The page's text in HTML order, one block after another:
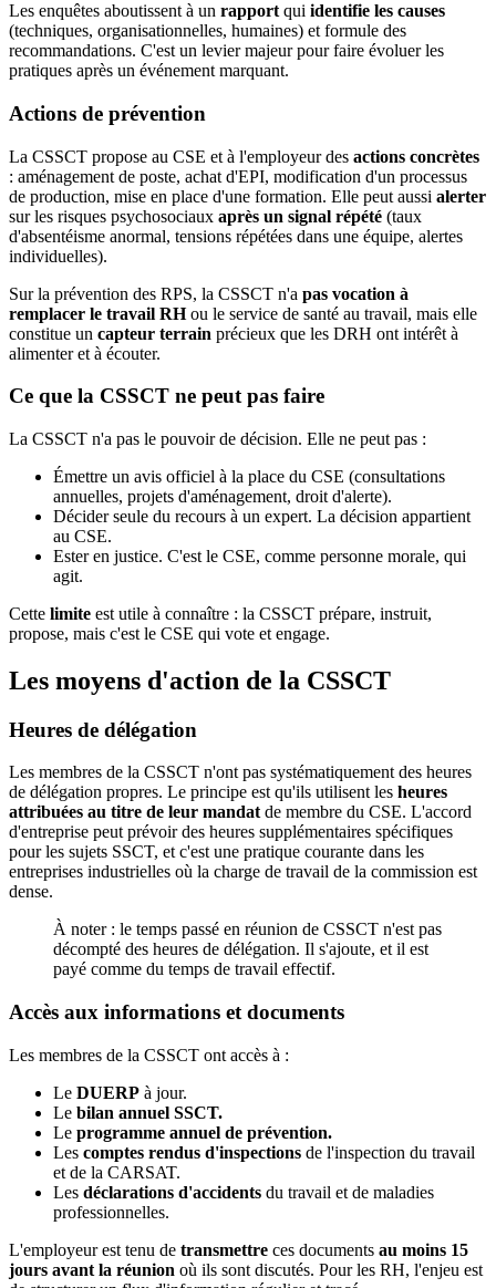
Les enquêtes aboutissent à un rapport qui identifie les causes
(techniques, organisationnelles, humaines) et formule des
recommandations. C'est un levier majeur pour faire évoluer les
pratiques après un événement marquant.
Actions de prévention
La CSSCT propose au CSE et à l'employeur des actions concrètes
: aménagement de poste, achat d'EPI, modification d'un processus
de production, mise en place d'une formation. Elle peut aussi alerter
sur les risques psychosociaux après un signal répété (taux
d'absentéisme anormal, tensions répétées dans une équipe, alertes
individuelles).
Sur la prévention des RPS, la CSSCT n'a pas vocation à
remplacer le travail RHou le service de santé au travail, mais elle
constitue un capteur terrain précieux que les DRH ont intérêt à
alimenter et à écouter.
Ce que la CSSCT ne peut pas faire
La CSSCT n'a pas le pouvoir de décision. Elle ne peut pas :
Émettre un avis officiel à la place du CSE (consultations
annuelles, projets d'aménagement, droit d'alerte).
Décider seule du recours à un expert. La décision appartient
au CSE.
Ester en justice. C'est le CSE, comme personne morale, qui
agit.
Cette limite est utile à connaître : la CSSCT prépare, instruit,
propose, mais c'est le CSE qui vote et engage.
Les moyens d'action de la CSSCT
Heures de délégation
Les membres de la CSSCT n'ont pas systématiquement des heures
de délégation propres. Le principe est qu'ils utilisent les heures
attribuées au titre de leur mandatde membre du CSE. L'accord
d'entreprise peut prévoir des heures supplémentaires spécifiques
pour les sujets SSCT, et c'est une pratique courante dans les
entreprises industrielles où la charge de travail de la commission est
dense.
À noter : le temps passé en réunion de CSSCT n'est pas
décompté des heures de délégation. Il s'ajoute, et il est
payé comme du temps de travail effectif.
Accès aux informations et documents
Les membres de la CSSCT ont accès à :
Le DUERP à jour.
Le bilan annuel SSCT.
Le programme annuel de prévention.
Les comptes rendus d'inspections de l'inspection du travail
et de la CARSAT.
Les déclarations d'accidents du travail et de maladies
professionnelles.
L'employeur est tenu de transmettre ces documents au moins 15
jours avant la réunion où ils sont discutés. Pour les RH, l'enjeu est